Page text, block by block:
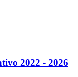
2022 - 2026